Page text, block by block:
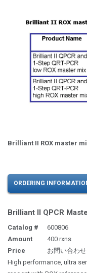
Brilliant II ROX master
ORDERING
Brilliant II QPCR
Catalog #
600806
Amount
400 rxns
Price
お問い合わ
High performance, ultra